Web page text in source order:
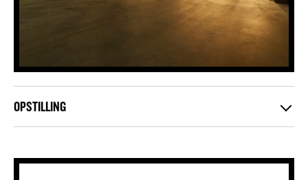
OPSTILLING